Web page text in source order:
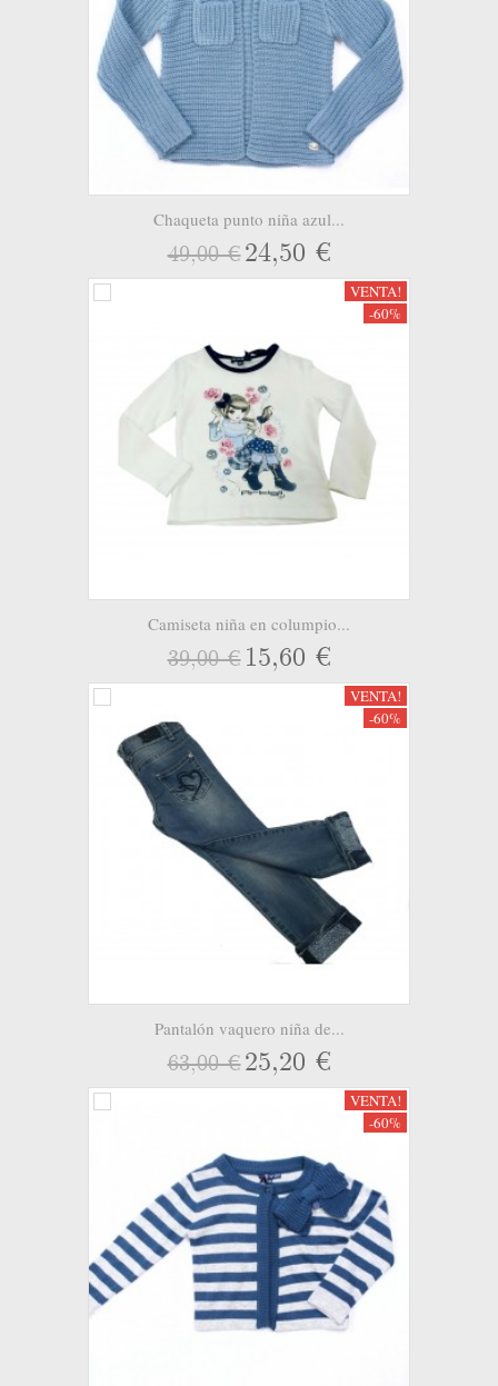
Chaqueta punto niña azul...
49,00 €24,50 €
VENTA!
-60%
Camiseta niña en columpio...
39,00 € 15,60 €
VENTA!
-60%
Pantalón vaquero niña de...
63,00 €25,20 €
VENTA!
-60%